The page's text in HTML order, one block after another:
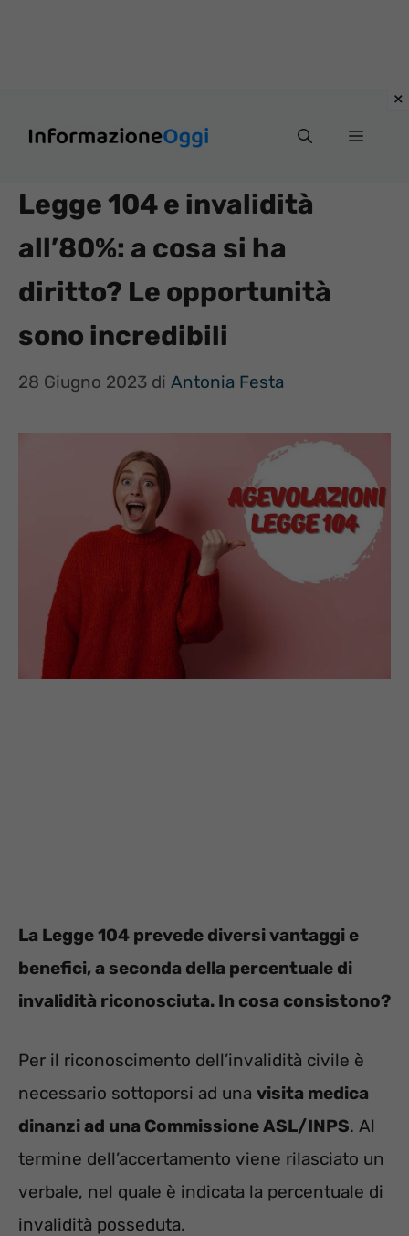
Menu
Legge 104 e invalidità
all’80%: a cosa si ha
diritto? Le opportunità
sono incredibili
28 Giugno 2023 di Antonia Festa
La Legge 104 prevede diversi vantaggi e
benefici, a seconda della percentuale di
invalidità riconosciuta. In cosa consistono?
Per il riconoscimento dell’invalidità civile è
necessario sottoporsi ad una visita medica
dinanzi ad una Commissione ASL/INPS. Al
termine dell’accertamento viene rilasciato un
verbale, nel quale è indicata la percentuale di
invalidità posseduta.